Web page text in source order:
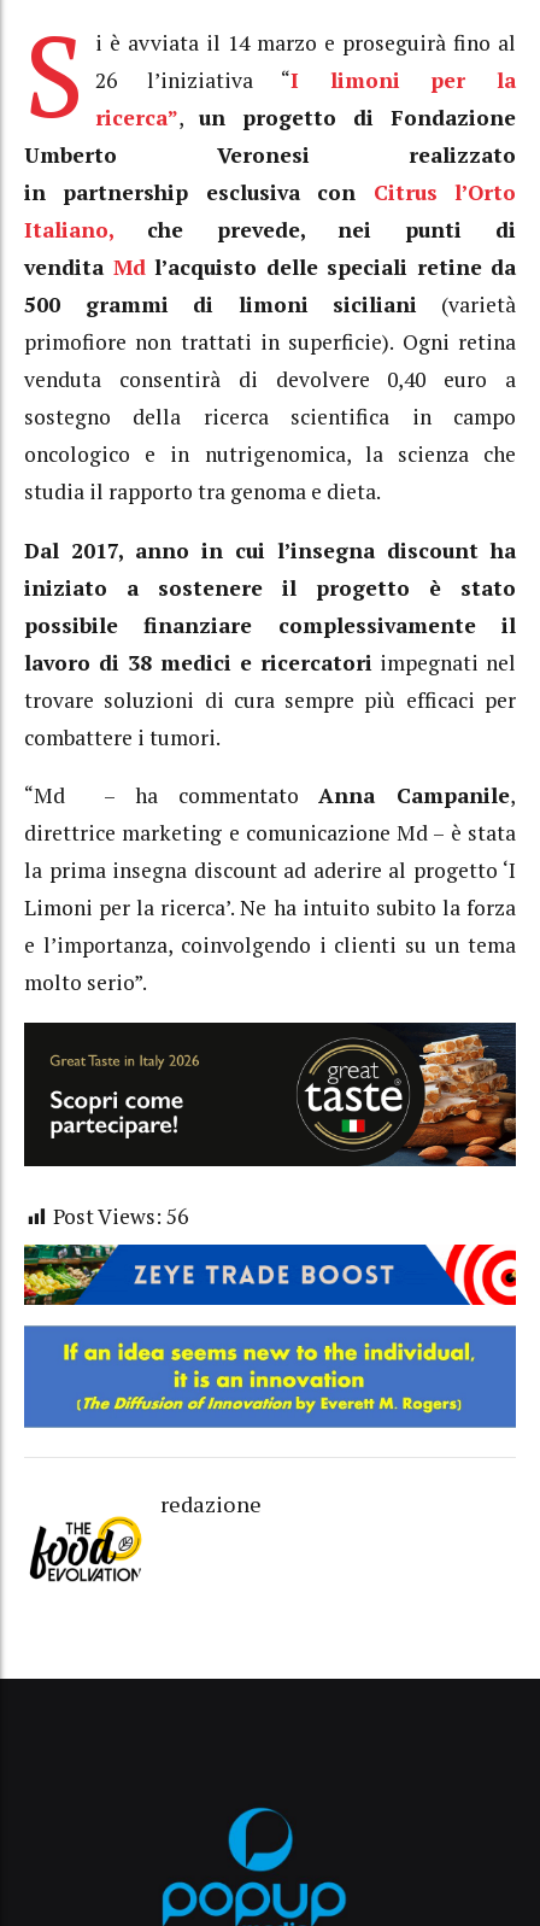
S
i è avviata il 14 marzo e proseguirà fino al
26 l’iniziativa “I limoni per la
ricerca”,un progetto di Fondazione
Umberto Veronesi realizzato
in partnership esclusiva con Citrus l’Orto
Italiano, che prevede, nei punti di
vendita Mdl’acquisto delle speciali retine da
500 grammi di limoni siciliani (varietà
primofiore non trattati in superficie). Ogni retina
venduta consentirà di devolvere 0,40 euro a
sostegno della ricerca scientifica in campo
oncologico e in nutrigenomica, la scienza che
studia il rapporto tra genoma e dieta.
Dal 2017, anno in cui l’insegna discount ha
iniziato a sostenere il progetto è stato
possibile finanziare complessivamente il
lavoro di 38 medici e ricercatori impegnati nel
trovare soluzioni di cura sempre più efficaci per
combattere i tumori.
“Md – ha commentatoAnna Campanile,
direttrice marketing e comunicazione Md – è stata
la prima insegna discount ad aderire al progetto ‘I
Limoni per la ricerca’. Ne ha intuito subito la forza
e l’importanza, coinvolgendo i clienti su un tema
molto serio”.
Post Views: 56
redazione